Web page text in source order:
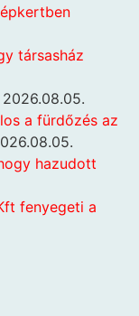
társasház
2026.08.05.
a fürdőzés az
hazudott
fenyegeti a